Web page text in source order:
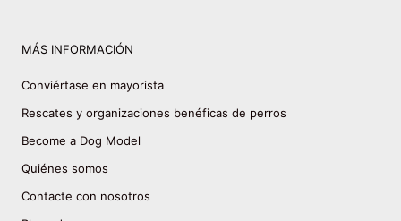
MÁS INFORMACIÓN
Conviértase en mayorista
Rescates y organizaciones benéficas de perros
Become a Dog Model
Quiénes somos
Contacte con nosotros